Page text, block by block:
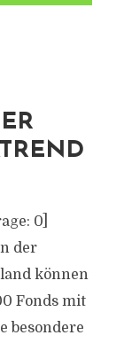
0]
der
können
Fonds mit
besondere